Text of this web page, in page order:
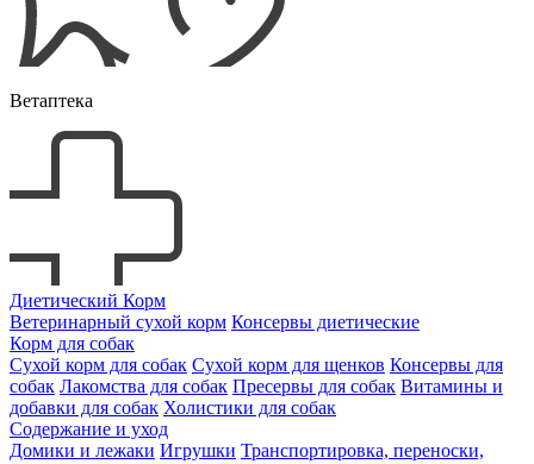
Ветаптека
Диетический Корм
Ветеринарный сухой корм Консервы диетические
Корм для собак
Сухой корм для собак Сухой корм для щенков Консервы для
собак Лакомства для собак Пресервы для собак Витамины и
добавки для собак Холистики для собак
Содержание и уход
Домики и лежаки Игрушки Транспортировка, переноски,